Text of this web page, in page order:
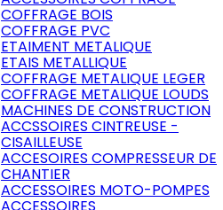
COFFRAGE BOIS
COFFRAGE PVC
ETAIMENT METALIQUE
ETAIS METALLIQUE
COFFRAGE METALIQUE LEGER
COFFRAGE METALIQUE LOUDS
MACHINES DE CONSTRUCTION
ACCSSOIRES CINTREUSE -
CISAILLEUSE
ACCESOIRES COMPRESSEUR DE
CHANTIER
ACCESSOIRES MOTO-POMPES